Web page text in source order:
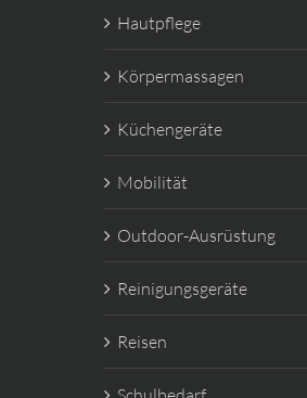
Hautpflege
Körpermassagen
Küchengeräte
Mobilität
Outdoor-Ausrüstung
Reinigungsgeräte
Reisen